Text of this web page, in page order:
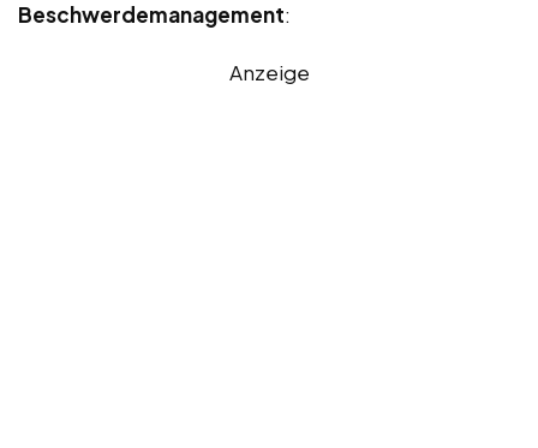
Beschwerdemanagement:
Anzeige